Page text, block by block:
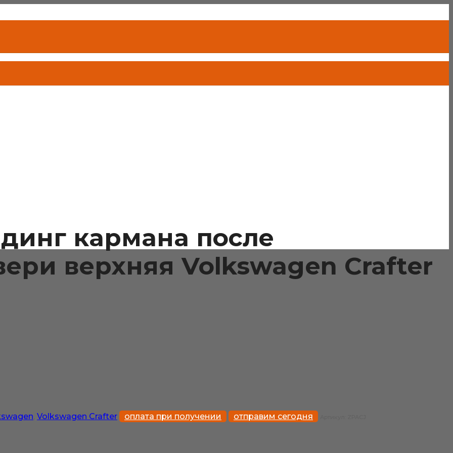
кармана после
верхняя Volkswagen Crafter
Volkswagen Crafter оплата при получении отправим сегодня